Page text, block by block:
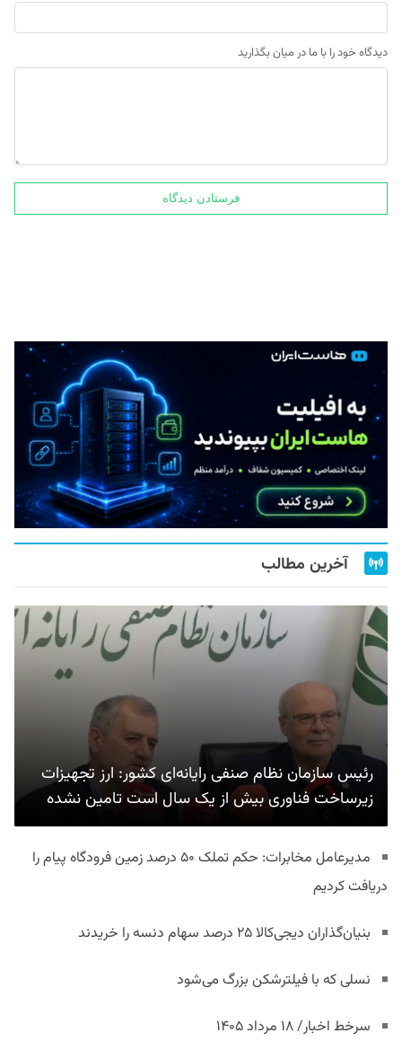
دیدگاه خود را با ما در میان بگذارید
آخرین مطالب
رئیس سازمان نظام صنفی رایانه‌ای کشور: ارز تجهیزات
زیرساخت فناوری بیش از یک سال است تامین نشده
مدیرعامل مخابرات: حکم تملک ۵۰ درصد زمین فرودگاه پیام را
دریافت کردیم
بنیان‌گذاران دیجی‌کالا ۲۵ درصد سهام دنسه را خریدند
نسلی که با فیلترشکن بزرگ می‌شود
سرخط اخبار/ ۱۸ مرداد ۱۴۰۵